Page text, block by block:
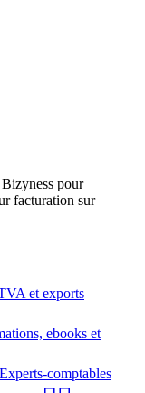
pour
facturation sur
et exports
ebooks et
Experts-comptables